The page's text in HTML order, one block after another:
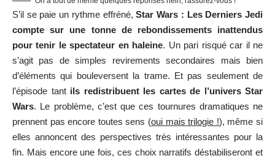
S’il se paie un rythme effréné,Star Wars : Les Derniers Jedi
compte sur une tonne de rebondissements inattendus
pour tenir le spectateur en haleine. Un pari risqué car il ne
s’agit pas de simples revirements secondaires mais bien
d’éléments qui bouleversent la trame. Et pas seulement de
l’épisode tantils redistribuent les cartes de l’univers Star
Wars. Le problème, c’est que ces tournures dramatiques ne
prennent pas encore toutes sens (oui mais trilogie !), même si
elles annoncent des perspectives très intéressantes pour la
fin. Mais encore une fois, ces choix narratifs déstabiliseront et